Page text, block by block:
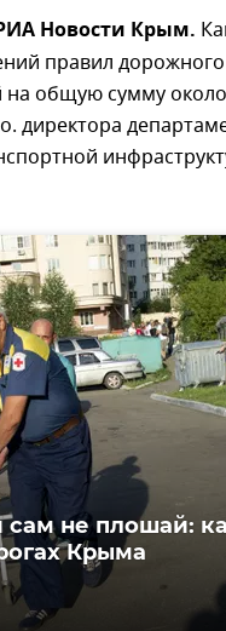
Новости Крым.
правил
на общую сумму
директора
не плошай:
Крыма